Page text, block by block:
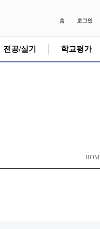
홈 로그인
전공/실기 학교평가